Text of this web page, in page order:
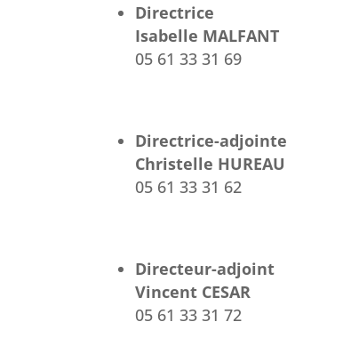
Directrice
Isabelle MALFANT
05 61 33 31 69
Directrice-adjointe
Christelle HUREAU
05 61 33 31 62
Directeur-adjoint
Vincent CESAR
05 61 33 31 72